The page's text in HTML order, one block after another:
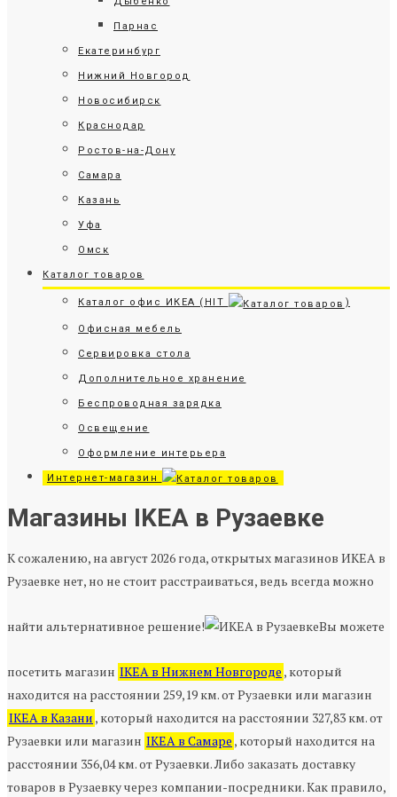
Парнас
Екатеринбург
Нижний Новгород
Новосибирск
Краснодар
Ростов-на-Дону
Самара
Казань
Уфа
Омск
Каталог товаров
Каталог офис ИКЕА (HIT )
Офисная мебель
Сервировка стола
Дополнительное хранение
Беспроводная зарядка
Освещение
Оформление интерьера
Интернет-магазин
Магазины IKEA в Рузаевке
К сожалению, на август 2026 года, открытых магазинов ИКЕА в
Рузаевке нет, но не стоит расстраиваться, ведь всегда можно
найти альтернативное решение! Вы можете
посетить магазин IKEA в Нижнем Новгороде , который
находится на расстоянии 259,19 км. от Рузаевки или магазин
IKEA в Казани , который находится на расстоянии 327,83 км. от
Рузаевки или магазин IKEA в Самаре , который находится на
расстоянии 356,04 км. от Рузаевки. Либо заказать доставку
товаров в Рузаевку через компании-посредники. Как правило,